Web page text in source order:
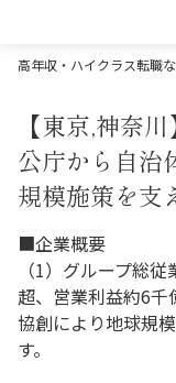
高年収・ハイクラス転職
【東京,神奈
公庁から自治
規模施策を支
■企業概要
（1）グループ総
超、営業利益約6千
協創により地球規
す。